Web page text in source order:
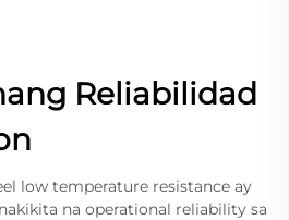
Reliabilidad
low temperature resistance ay
na operational reliability sa